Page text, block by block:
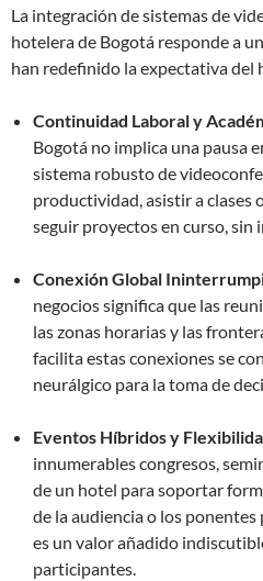
La integración de sistemas de
hotelera de Bogotá responde a
han redefinido la expectativa del
Continuidad Laboral y
Bogotá no implica una pausa
sistema robusto de
productividad, asistir a clases
seguir proyectos en curso, sin
Conexión Global
negocios significa que las
las zonas horarias y las
facilita estas conexiones se
neurálgico para la toma de
Eventos Híbridos y
innumerables congresos,
de un hotel para soportar
de la audiencia o los
es un valor añadido
participantes.